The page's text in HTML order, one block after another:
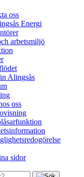
oss
Energi
arbetsmiljö
Alingsås
oss
sidor